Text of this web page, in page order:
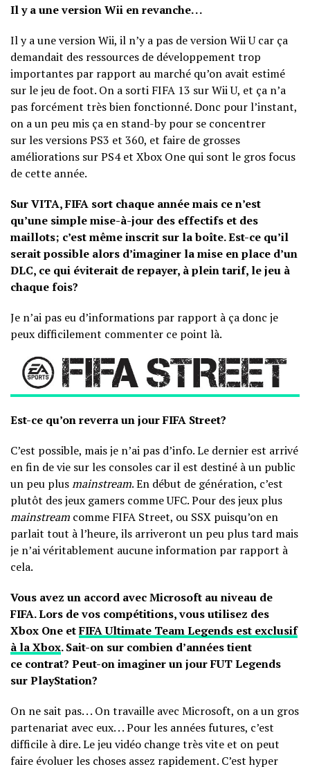
Il y a une version Wii en revanche. . .
Il y a une version Wii, il n’y a pas de version Wii U car ça
demandait des ressources de développement trop
importantes par rapport au marché qu’on avait estimé
sur le jeu de foot. On a sorti FIFA 13 sur Wii U, et ça n’a
pas forcément très bien fonctionné. Donc pour l’instant,
on a un peu mis ça en stand-by pour se concentrer
sur les versions PS3 et 360, et faire de grosses
améliorations sur PS4 et Xbox One qui sont le gros focus
de cette année.
Sur VITA, FIFA sort chaque année mais ce n’est
qu’une simple mise-à-jour des effectifs et des
maillots; c’est même inscrit sur la boîte. Est-ce qu’il
serait possible alors d’imaginer la mise en place d’un
DLC, ce qui éviterait de repayer, à plein tarif, le jeu à
chaque fois?
Je n’ai pas eu d’informations par rapport à ça donc je
peux difficilement commenter ce point là.
Est-ce qu’on reverra un jour FIFA Street?
C’est possible, mais je n’ai pas d’info. Le dernier est arrivé
en fin de vie sur les consoles car il est destiné à un public
un peu plusmainstream. En début de génération, c’est
plutôt des jeux gamers comme UFC. Pour des jeux plus
mainstream comme FIFA Street, ou SSX puisqu’on en
parlait tout à l’heure, ils arriveront un peu plus tard mais
je n’ai véritablement aucune information par rapport à
cela.
Vous avez un accord avec Microsoft au niveau de
FIFA. Lors de vos compétitions, vous utilisez des
Xbox One etFIFA Ultimate Team Legends est exclusif
à la Xbox. Sait-on sur combien d’années tient
ce contrat? Peut-on imaginer un jour FUT Legends
sur PlayStation?
On ne sait pas. . . On travaille avec Microsoft, on a un gros
partenariat avec eux. . . Pour les années futures, c’est
difficile à dire. Le jeu vidéo change très vite et on peut
faire évoluer les choses assez rapidement. C’est hyper